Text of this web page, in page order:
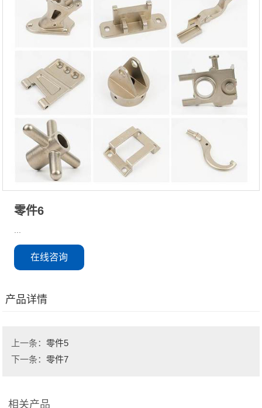
零件6
在线咨询
产品详情
上一条：零件5
下一条：零件7
相关产品